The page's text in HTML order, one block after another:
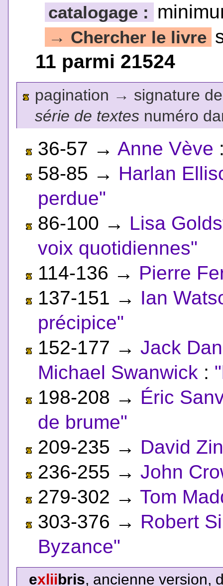
catalogage :
→ Chercher le livre
11 parmi 21524
pagination → signature
série de textesnuméro
36-57 → Anne Vève
58-85 → Harlan
perdue"
86-100 → Lisa
voix quotidiennes"
114-136 → Pierre
137-151 → Ian
précipice"
152-177 → Jack
Michael Swanwick :
198-208 → Éric
de brume"
209-235 → David
236-255 → John
279-302 → Tom
303-376 → Robert
Byzance"
exliibris, ancienne version,